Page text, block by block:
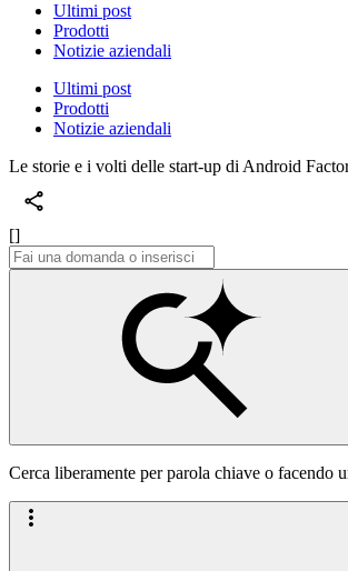
Ultimi post
Prodotti
Notizie aziendali
Ultimi post
Prodotti
Notizie aziendali
Le storie e i volti delle start-up di Android
[]
Cerca liberamente per parola chiave o facendo